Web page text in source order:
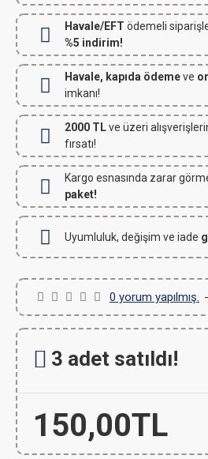
Havale/EFT ödemeli
%5 indirim!
Havale, kapıda ödemeve
imkanı!
2000 TLve üzeri
fırsatı!
Kargo esnasında zarar
paket!
Uyumluluk, değişim ve iade
0 yorum yapılmış. -
150,00TL
3 adet satıldı!